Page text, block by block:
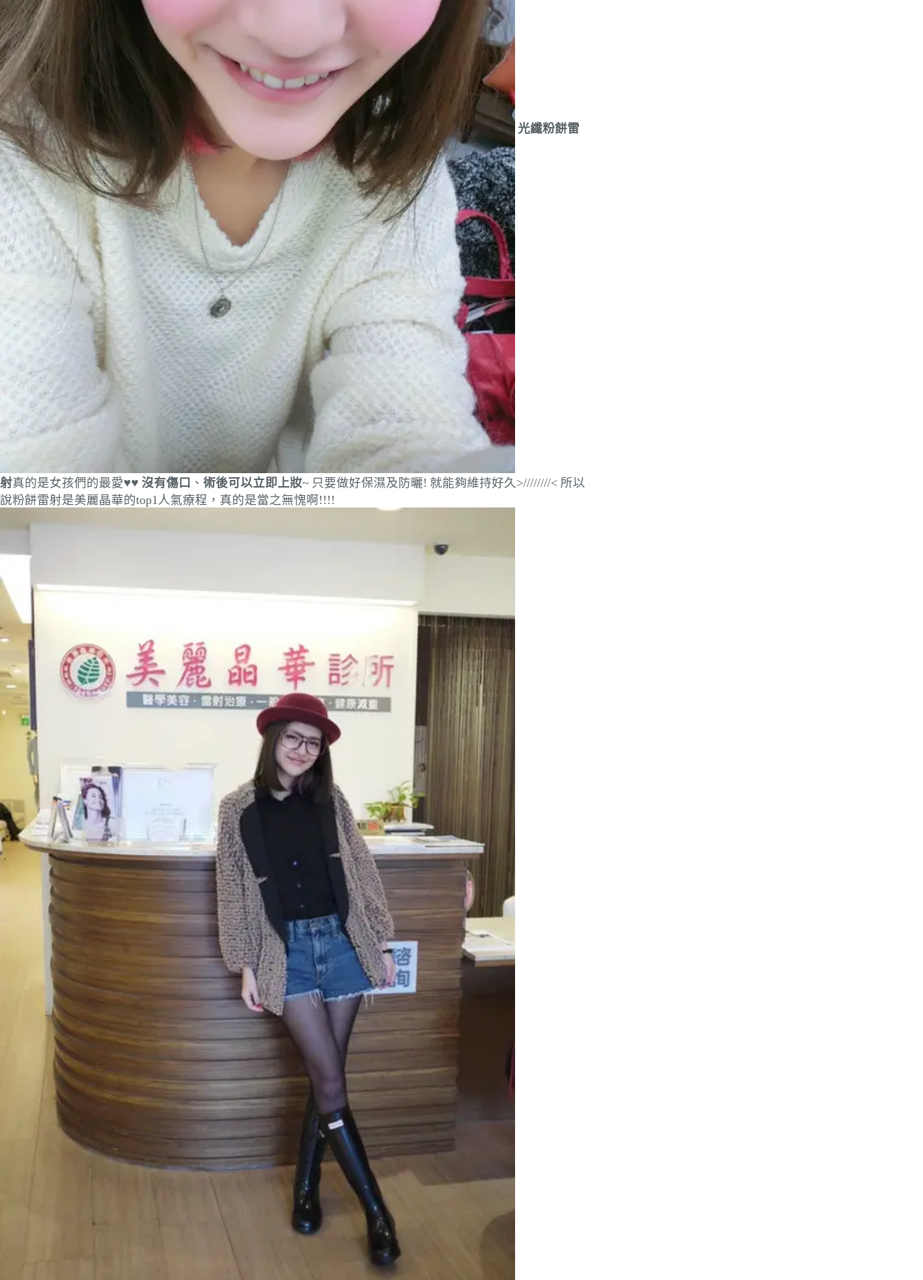
光纖粉餅雷
射真的是女孩們的最愛♥♥ 沒有傷口 、 術後可以立即上妝~ 只要做好保濕及防曬! 就能夠維持好久>////////< 所以
說粉餅雷射是美麗晶華的top1人氣療程，真的是當之無愧啊!!!!